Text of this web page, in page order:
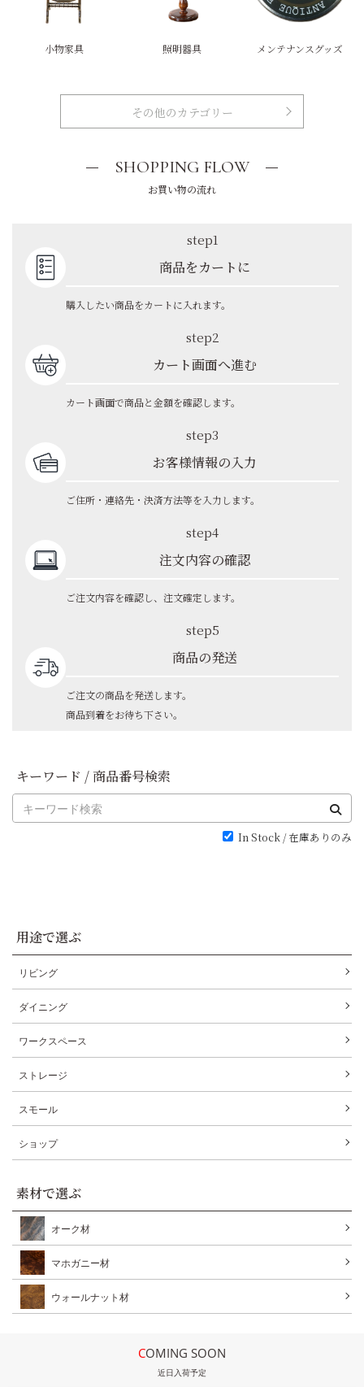
小物家具 照明器具 メンテナンスグッズ
その他のカテゴリー
SHOPPING FLOW
お買い物の流れ
step1
商品をカートに
購入したい商品をカートに入れます。
step2
カート画面へ進む
カート画面で商品と金額を確認します。
step3
お客様情報の入力
ご住所・連絡先・決済方法等を入力します。
step4
注文内容の確認
ご注文内容を確認し、注文確定します。
step5
商品の発送
ご注文の商品を発送します。
商品到着をお待ち下さい。
キーワード / 商品番号検索
In Stock / 在庫ありのみ
用途で選ぶ
リビング
ダイニング
ワークスペース
ストレージ
スモール
ショップ
素材で選ぶ
オーク材
マホガニー材
ウォールナット材
COMING SOON
近日入荷予定